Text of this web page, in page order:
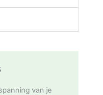
van je